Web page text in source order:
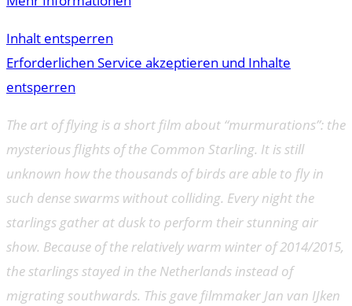
Inhalt entsperren
Erforderlichen Service akzeptieren und Inhalte
entsperren
The art of flying is a short film about “murmurations”: the
mysterious flights of the Common Starling. It is still
unknown how the thousands of birds are able to fly in
such dense swarms without colliding. Every night the
starlings gather at dusk to perform their stunning air
show. Because of the relatively warm winter of 2014/2015,
the starlings stayed in the Netherlands instead of
migrating southwards. This gave filmmaker Jan van IJken